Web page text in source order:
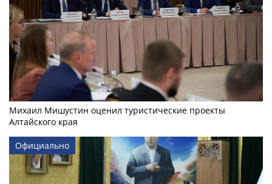
Михаил Мишустин оценил туристические проекты
Алтайского края
Официально